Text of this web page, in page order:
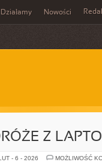
Działamy Nowości
Z
- 6 - 2026
MOŻLIWOŚĆ